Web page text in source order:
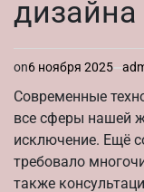
дизайна
on6 ноября 2025
Современные
все сферы нашей
исключение. Ещё
требовало
также